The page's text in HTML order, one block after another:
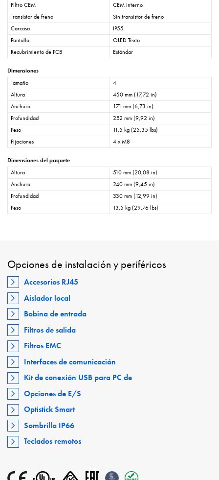
Filtro CEM
CEM interno
Transistor de freno
Sin transistor de freno
Carcasa
IP55
Pantalla
OLED Texto
Recubrimiento de PCB
Estándar
Dimensiones
Tamaño
4
Altura
450 mm (17,72 in)
Anchura
171 mm (6,73 in)
Profundidad
252 mm (9,92 in)
Peso
11,5 kg (25,35 lbs)
Fijaciones
4 x M8
Dimensiones del paquete
Altura
510 mm (20,08 in)
Anchura
240 mm (9,45 in)
Profundidad
330 mm (12,99 in)
Peso
13,5 kg (29,76 lbs)
Opciones de instalación y periféricos
Accesorios RJ45
Aislador local
Bobina de entrada
Filtros de salida
Filtros EMC
Interfaces de comunicación
Kit de conexión USB para PC de
Opciones de E/S
Optistick Smart
Sombrilla IP66
Teclados remotos